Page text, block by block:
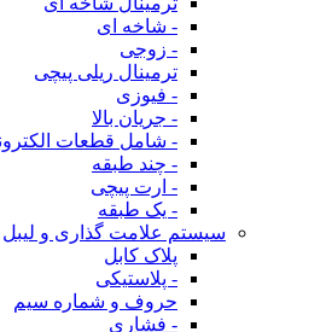
- شاخه ای
- زوجی
ترمینال ریلی پیچی
- فیوزی
- جریان بالا
- شامل قطعات
- چند طبقه
- ارت پیچی
- یک طبقه
سیستم علامت گذاری و لیبل
پلاک کابل
- پلاستیکی
حروف و شماره سیم
- فشاری